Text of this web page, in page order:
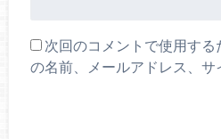
次回のコメントで使用す
の名前、メールアドレス、サ